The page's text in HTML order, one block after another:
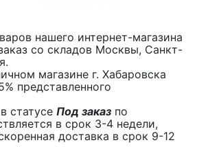
нашего интернет-магазина
со складов Москвы, Санкт-
магазине г. Хабаровска
представленного
статусе Под заказ по
в срок 3-4 недели,
доставка в срок 9-12